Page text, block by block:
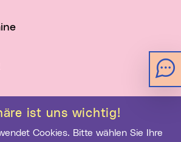
ist uns wichtig!